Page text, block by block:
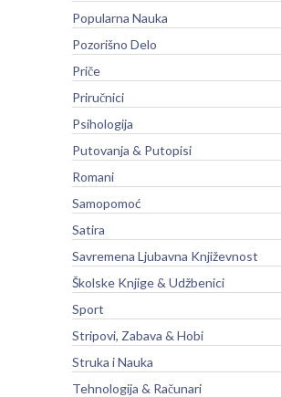
Popularna Nauka
Pozorišno Delo
Priče
Priručnici
Psihologija
Putovanja & Putopisi
Romani
Samopomoć
Satira
Savremena Ljubavna Književnost
Školske Knjige & Udžbenici
Sport
Stripovi, Zabava & Hobi
Struka i Nauka
Tehnologija & Računari